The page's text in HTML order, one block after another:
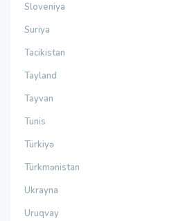
Sloveniya
Suriya
Tacikistan
Tayland
Tayvan
Tunis
Türkiyə
Türkmənistan
Ukrayna
Uruqvay